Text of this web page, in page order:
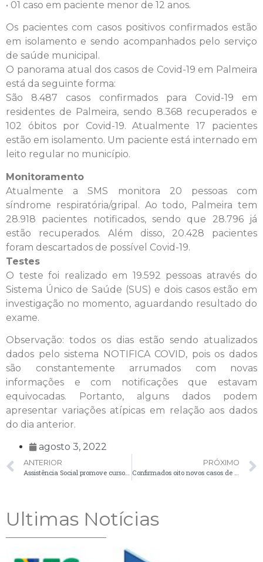
• 01 caso em paciente menor de 12 anos.
Os pacientes com casos positivos confirmados estão
em isolamento e sendo acompanhados pelo serviço
de saúde municipal.
O panorama atual dos casos de Covid-19 em Palmeira
está da seguinte forma:
São 8.487 casos confirmados para Covid-19 em
residentes de Palmeira, sendo 8.368 recuperados e
102 óbitos por Covid-19. Atualmente 17 pacientes
estão em isolamento. Um paciente está internado em
leito regular no município.
Monitoramento
Atualmente a SMS monitora 20 pessoas com
síndrome respiratória/gripal. Ao todo, Palmeira tem
28.918 pacientes notificados, sendo que 28.796 já
estão recuperados. Além disso, 20.428 pacientes
foram descartados de possível Covid-19.
Testes
O teste foi realizado em 19.592 pessoas através do
Sistema Único de Saúde (SUS) e dois casos estão em
investigação no momento, aguardando resultado do
exame.
Observação: todos os dias estão sendo atualizados
dados pelo sistema NOTIFICA COVID, pois os dados
são constantemente arrumados com novas
informações e com notificações que estavam
equivocadas. Portanto, alguns dados podem
apresentar variações atípicas em relação aos dados
do dia anterior.
agosto 3, 2022
ANTERIOR
Assistência Social promove curso de formação para conselheiros e adolescentes
PRÓXIMO
Confirmados oito novos casos de Covid-19 em Palmeira nesta quinta-feira (4)
Ultimas Notícias